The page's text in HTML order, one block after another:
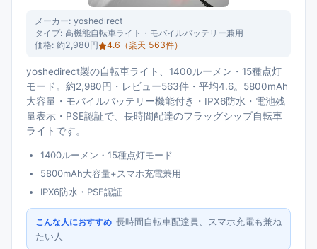
メーカー: yoshedirect
タイプ: 高機能自転車ライト・モバイルバッテリー兼用
価格: 約2,980円 4.6 （楽天 563件）
yoshedirect製の自転車ライト、1400ルーメン・15種点灯
モード。約2,980円・レビュー563件・平均4.6。5800mAh
大容量・モバイルバッテリー機能付き・IPX6防水・電池残
量表示・PSE認証で、長時間配達のフラッグシップ自転車
ライトです。
1400ルーメン・15種点灯モード
5800mAh大容量+スマホ充電兼用
IPX6防水・PSE認証
こんな人におすすめ 長時間自転車配達員、スマホ充電も兼ね
たい人